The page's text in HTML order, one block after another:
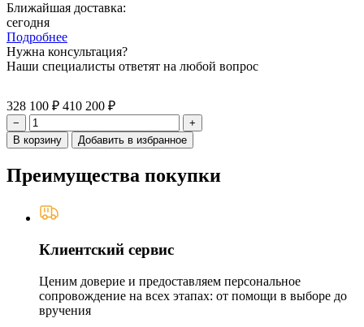
Ближайшая доставка:
сегодня
Подробнее
Нужна консультация?
Наши специалисты ответят на любой вопрос
328 100 ₽ 410 200 ₽
−
+
В корзину
Добавить в избранное
Преимущества покупки
Клиентский сервис
Ценим доверие и предоставляем персональное
сопровождение на всех этапах: от помощи в выборе до
вручения